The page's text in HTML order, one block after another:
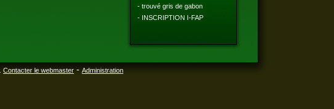
- trouvé gris de gabon
- INSCRIPTION I-FAP
Contacter le webmaster - Administration